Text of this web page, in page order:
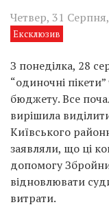
Четвер, 31
Ексклюзив
З понеділка, 28
“одиночні
бюджету. Все
вирішила
Київського
заявляли, що ці
допомогу
відновлювати
витрати.